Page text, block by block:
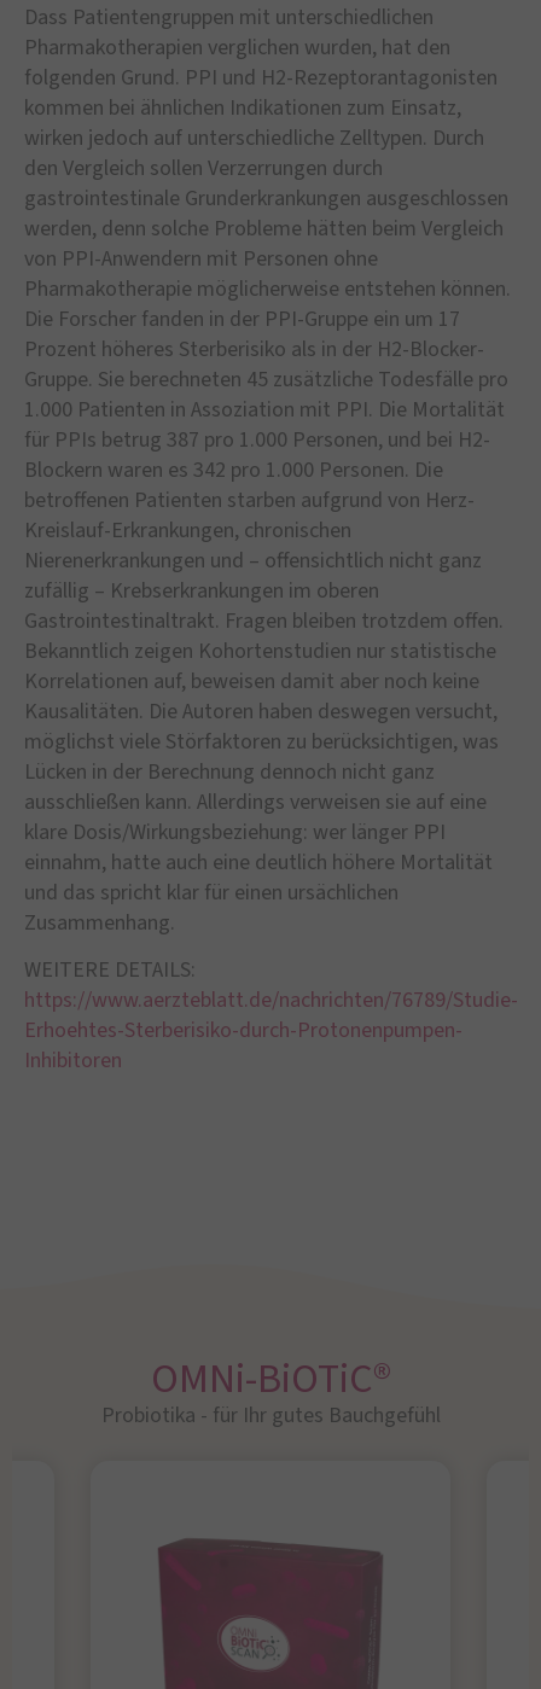
Dass Patientengruppen mit unterschiedlichen
Pharmakotherapien verglichen wurden, hat den
folgenden Grund. PPI und H2-Rezeptorantagonisten
kommen bei ähnlichen Indikationen zum Einsatz,
wirken jedoch auf unterschiedliche Zelltypen. Durch
den Vergleich sollen Verzerrungen durch
gastrointestinale Grunderkrankungen ausgeschlossen
werden, denn solche Probleme hätten beim Vergleich
von PPI-Anwendern mit Personen ohne
Pharmakotherapie möglicherweise entstehen können.
Die Forscher fanden in der PPI-Gruppe ein um 17
Prozent höheres Sterberisiko als in der H2-Blocker-
Gruppe. Sie berechneten 45 zusätzliche Todesfälle pro
1.000 Patienten in Assoziation mit PPI. Die Mortalität
für PPIs betrug 387 pro 1.000 Personen, und bei H2-
Blockern waren es 342 pro 1.000 Personen. Die
betroffenen Patienten starben aufgrund von Herz-
Kreislauf-Erkrankungen, chronischen
Nierenerkrankungen und – offensichtlich nicht ganz
zufällig – Krebserkrankungen im oberen
Gastrointestinaltrakt. Fragen bleiben trotzdem offen.
Bekanntlich zeigen Kohortenstudien nur statistische
Korrelationen auf, beweisen damit aber noch keine
Kausalitäten. Die Autoren haben deswegen versucht,
möglichst viele Störfaktoren zu berücksichtigen, was
Lücken in der Berechnung dennoch nicht ganz
ausschließen kann. Allerdings verweisen sie auf eine
klare Dosis/Wirkungsbeziehung: wer länger PPI
einnahm, hatte auch eine deutlich höhere Mortalität
und das spricht klar für einen ursächlichen
Zusammenhang.
WEITERE DETAILS:
https://www.aerzteblatt.de/nachrichten/76789/Studie-
Erhoehtes-Sterberisiko-durch-Protonenpumpen-
Inhibitoren
OMNi-BiOTiC®
Probiotika - für Ihr gutes Bauchgefühl​